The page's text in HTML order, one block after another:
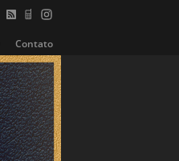
Contato